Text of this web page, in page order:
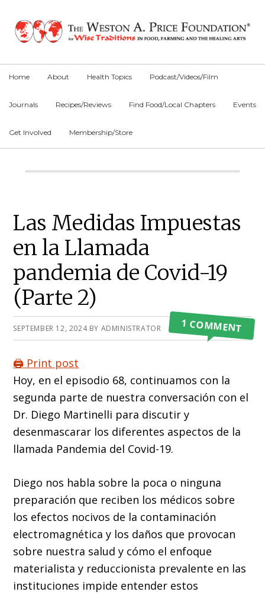
primary
main
primary
Home About Health Topics Podcast/Videos/Film
Journals Recipes/Reviews Find Food/Local Chapters Events
Get Involved Membership/Store
Main
Las Medidas Impuestas
en la Llamada
pandemia de Covid-19
(Parte 2)
SEPTEMBER 12, 2024BY ADMINISTRATOR 1 COMMENT
🖨️ Print post
Hoy, en el episodio 68, continuamos con la
segunda parte de nuestra conversación con el
Dr. Diego Martinelli para discutir y
desenmascarar los diferentes aspectos de la
llamada Pandemia del Covid-19.
Diego nos habla sobre la poca o ninguna
preparación que reciben los médicos sobre
los efectos nocivos de la contaminación
electromagnética y los daños que provocan
sobre nuestra salud y cómo el enfoque
materialista y reduccionista prevalente en las
instituciones impide entender estos
Primary
Sidebar